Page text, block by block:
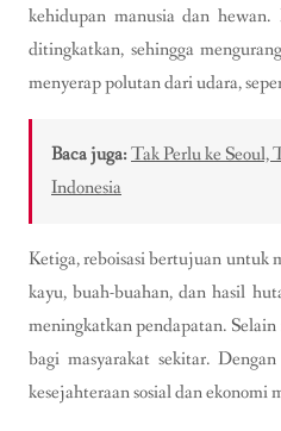
kehidupan manusia dan
ditingkatkan, sehingga
menyerap polutan dari udara,
Baca juga:Tak Perlu ke
Indonesia
Ketiga, reboisasi bertujuan untuk
kayu, buah-buahan, dan hasil
meningkatkan pendapatan.
bagi masyarakat sekitar.
kesejahteraan sosial dan ekonomi